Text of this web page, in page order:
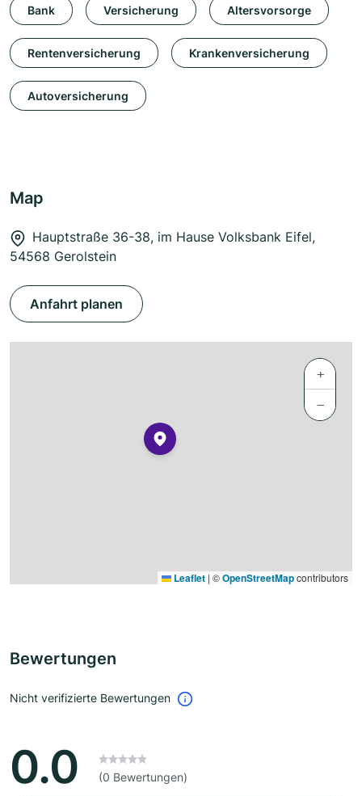
Bank Versicherung Altersvorsorge
Rentenversicherung Krankenversicherung
Autoversicherung
Map
Hauptstraße 36-38, im Hause Volksbank Eifel,
54568 Gerolstein
Anfahrt planen
+
−
Leaflet | ©OpenStreetMapcontributors
Bewertungen
Nicht verifizierte Bewertungen
0.0 (0 Bewertungen)